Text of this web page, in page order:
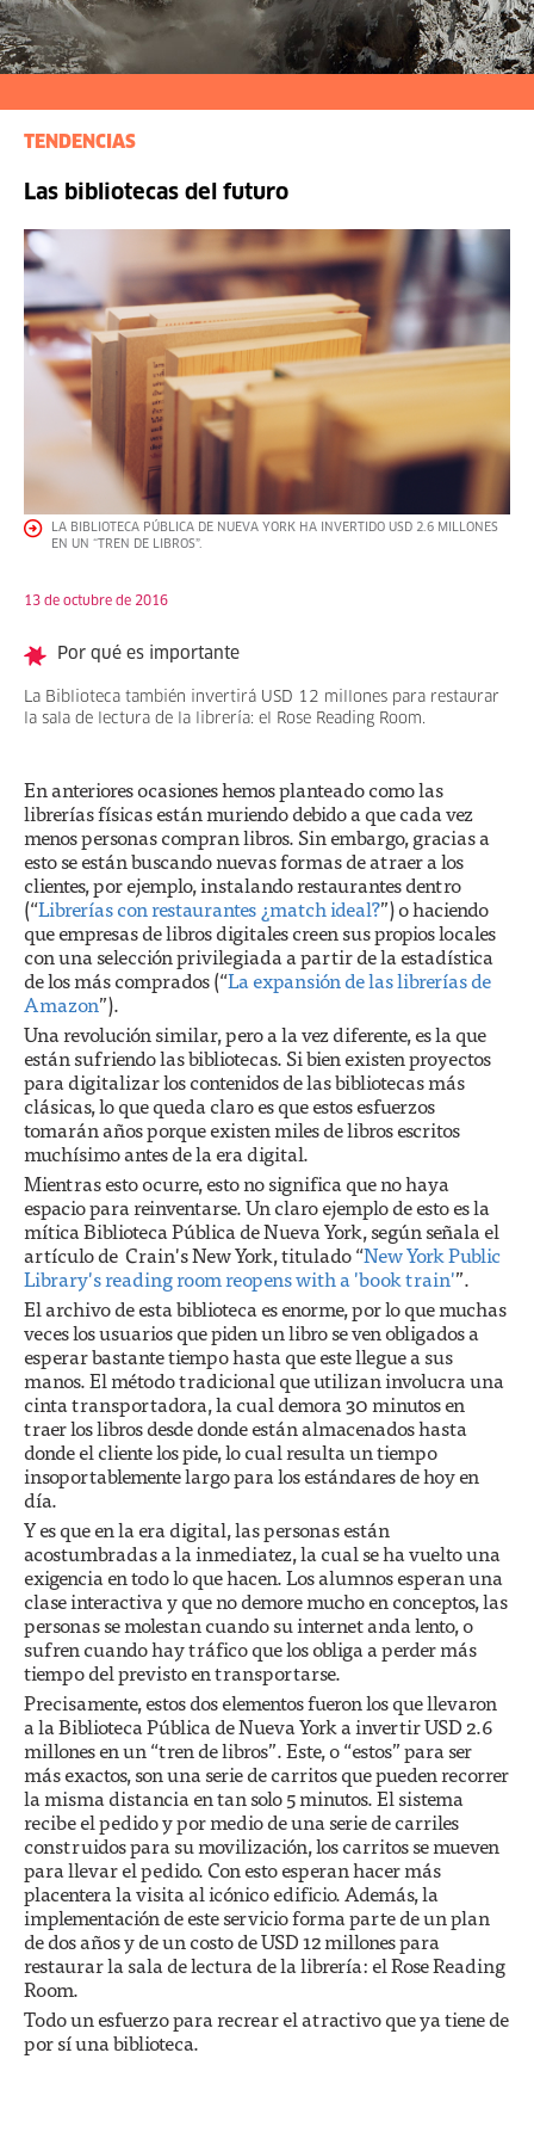
TENDENCIAS
Las bibliotecas del futuro
LA BIBLIOTECA PÚBLICA DE NUEVA YORK HA INVERTIDO USD 2.6 MILLONES
EN UN “TREN DE LIBROS”.
13 de octubre de 2016
Por qué es importante
La Biblioteca también invertirá USD 12 millones para restaurar
la sala de lectura de la librería: el Rose Reading Room.
En anteriores ocasiones hemos planteado como las
librerías físicas están muriendo debido a que cada vez
menos personas compran libros. Sin embargo, gracias a
esto se están buscando nuevas formas de atraer a los
clientes, por ejemplo, instalando restaurantes dentro
(“Librerías con restaurantes ¿match ideal?”) o haciendo
que empresas de libros digitales creen sus propios locales
con una selección privilegiada a partir de la estadística
de los más comprados (“La expansión de las librerías de
Amazon”).
Una revolución similar, pero a la vez diferente, es la que
están sufriendo las bibliotecas. Si bien existen proyectos
para digitalizar los contenidos de las bibliotecas más
clásicas, lo que queda claro es que estos esfuerzos
tomarán años porque existen miles de libros escritos
muchísimo antes de la era digital.
Mientras esto ocurre, esto no significa que no haya
espacio para reinventarse. Un claro ejemplo de esto es la
mítica Biblioteca Pública de Nueva York, según señala el
artículo de Crain's New York, titulado “New York Public
Library's reading room reopens with a 'book train'”.
El archivo de esta biblioteca es enorme, por lo que muchas
veces los usuarios que piden un libro se ven obligados a
esperar bastante tiempo hasta que este llegue a sus
manos. El método tradicional que utilizan involucra una
cinta transportadora, la cual demora 30 minutos en
traer los libros desde donde están almacenados hasta
donde el cliente los pide, lo cual resulta un tiempo
insoportablemente largo para los estándares de hoy en
día.
Y es que en la era digital, las personas están
acostumbradas a la inmediatez, la cual se ha vuelto una
exigencia en todo lo que hacen. Los alumnos esperan una
clase interactiva y que no demore mucho en conceptos, las
personas se molestan cuando su internet anda lento, o
sufren cuando hay tráfico que los obliga a perder más
tiempo del previsto en transportarse.
Precisamente, estos dos elementos fueron los que llevaron
a la Biblioteca Pública de Nueva York a invertir USD 2.6
millones en un “tren de libros”. Este, o “estos” para ser
más exactos, son una serie de carritos que pueden recorrer
la misma distancia en tan solo 5 minutos. El sistema
recibe el pedido y por medio de una serie de carriles
construidos para su movilización, los carritos se mueven
para llevar el pedido. Con esto esperan hacer más
placentera la visita al icónico edificio. Además, la
implementación de este servicio forma parte de un plan
de dos años y de un costo de USD 12 millones para
restaurar la sala de lectura de la librería: el Rose Reading
Room.
Todo un esfuerzo para recrear el atractivo que ya tiene de
por sí una biblioteca.